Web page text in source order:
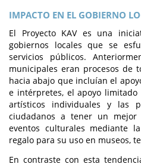
IMPACTO EN EL GOBIERNO
El Proyecto KAV es una
gobiernos locales que se
servicios públicos.
municipales eran procesos de
hacia abajo que incluían el
e intérpretes, el apoyo
artísticos individuales y las
ciudadanos a tener un
eventos culturales mediante
regalo para su uso en museos,
En contraste con esta